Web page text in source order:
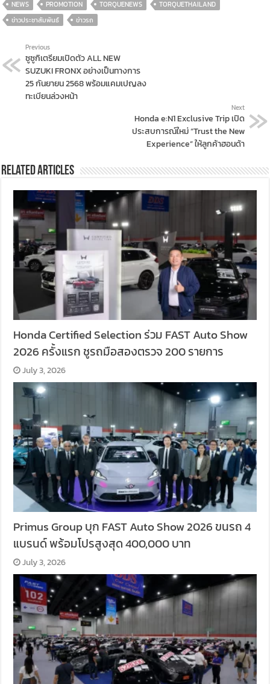
NEWS
PROMOTION TORQUENEWS
TORQUETHAILAND
ข่าวประชาสัมพันธ์
ข่าวรถ
Previous
ซูซูกิเตรียมเปิดตัว ALL NEW
SUZUKI FRONX อย่างเป็นทางการ
25 กันยายน 2568 พร้อมแคมเปญลง
ทะเบียนล่วงหน้า
Next
Honda e:N1 Exclusive Trip เปิด
ประสบการณ์ใหม่ “Trust the New
Experience” ให้ลูกค้าฮอนด้า
Related Articles
Honda Certified Selection ร่วม FAST Auto Show
2026 ครั้งแรก ชูรถมือสองตรวจ 200 รายการ
July 3, 2026
Primus Group บุก FAST Auto Show 2026 ขนรถ 4
แบรนด์ พร้อมโปรสูงสุด 400,000 บาท
July 3, 2026